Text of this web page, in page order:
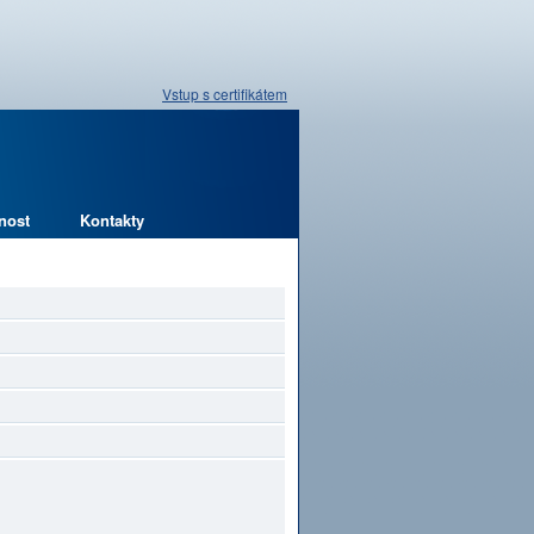
Vstup s certifikátem
Kontakty